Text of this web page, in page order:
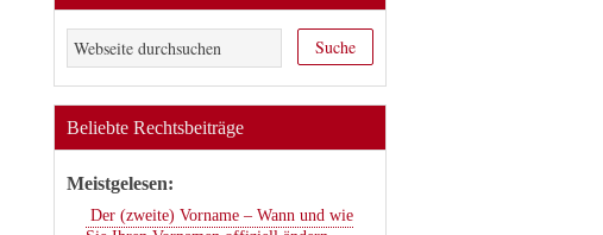
Beliebte Rechtsbeiträge
Meistgelesen:
Der (zweite) Vorname – Wann und wie